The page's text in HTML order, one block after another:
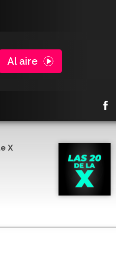
Al aire
X